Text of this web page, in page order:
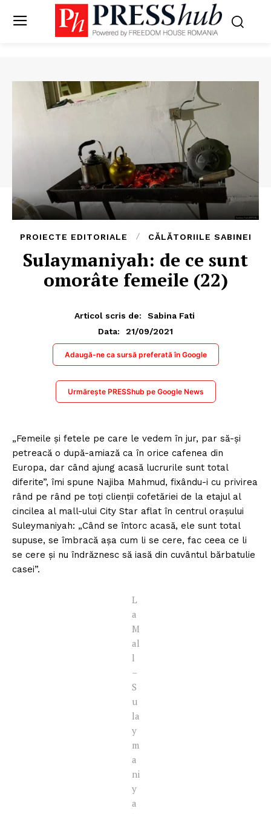
PROIECTE EDITORIALE CĂLĂTORIILE SABINEI
Sulaymaniyah: de ce sunt
omorâte femeile (22)
Articol scris de:
Sabina Fati
Data:
21/09/2021
Adaugă-ne ca sursă preferată în Google
Urmărește PRESShub pe Google News
„Femeile și fetele pe care le vedem în jur, par să-și
petreacă o după-amiază ca în orice cafenea din
Europa, dar când ajung acasă lucrurile sunt total
diferite”, îmi spune Najiba Mahmud, fixându-i cu privirea
rând pe rând pe toți clienții cofetăriei de la etajul al
cincilea al mall-ului City Star aflat în centrul orașului
Suleymaniyah: „Când se întorc acasă, ele sunt total
supuse, se îmbracă așa cum li se cere, fac ceea ce li
se cere și nu îndrăznesc să iasă din cuvântul bărbatulie
casei”.
L
a
M
al
l
–
S
u
la
y
m
a
ni
y
a